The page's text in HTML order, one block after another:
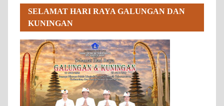
SELAMAT HARI RAYA GALUNGAN DAN
KUNINGAN